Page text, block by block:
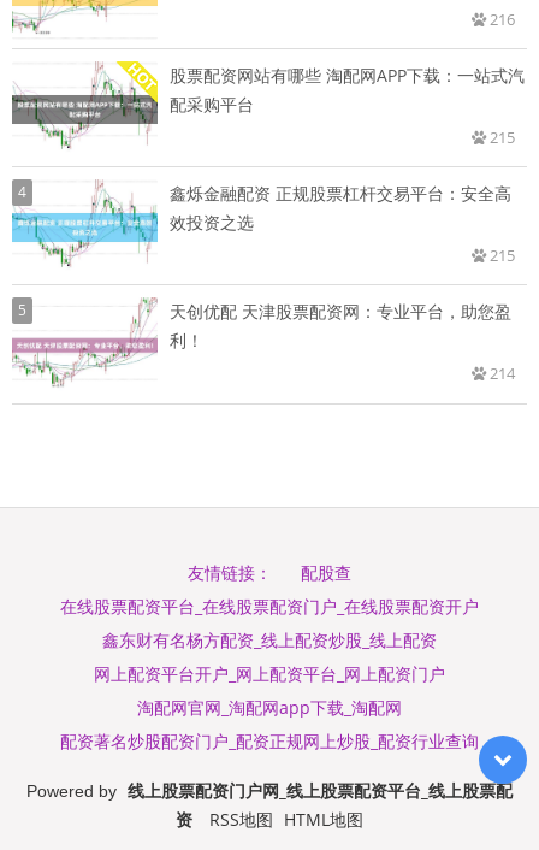
216
股票配资网站有哪些 淘配网APP下载：一站式汽
配采购平台
215
4
鑫烁金融配资 正规股票杠杆交易平台：安全高
效投资之选
215
5
天创优配 天津股票配资网：专业平台，助您盈
利！
214
友情链接：
配股查
在线股票配资平台_在线股票配资门户_在线股票配资开户
鑫东财有名杨方配资_线上配资炒股_线上配资
网上配资平台开户_网上配资平台_网上配资门户
淘配网官网_淘配网app下载_淘配网
配资著名炒股配资门户_配资正规网上炒股_配资行业查询
Powered by 线上股票配资门户网_线上股票配资平台_线上股票配
资
RSS地图 HTML地图